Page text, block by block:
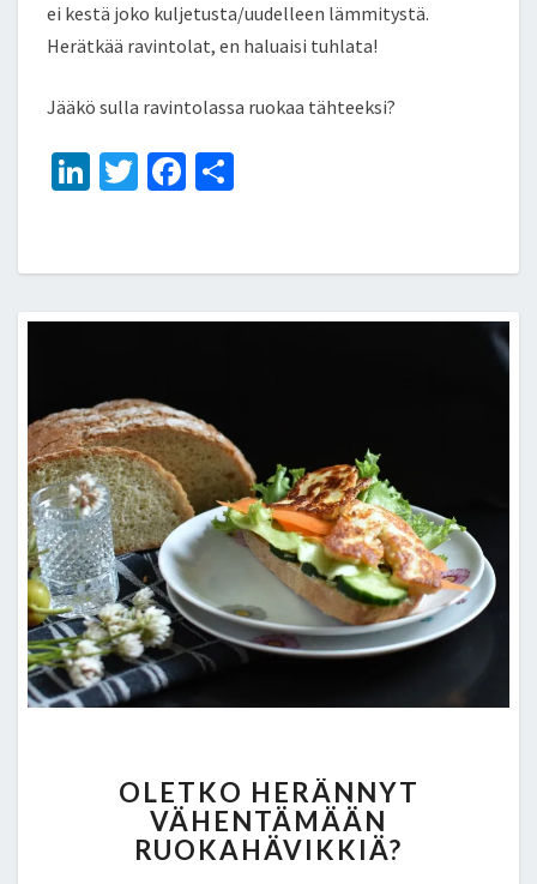
ei kestä joko kuljetusta/uudelleen lämmitystä.
Herätkää ravintolat, en haluaisi tuhlata!
Jääkö sulla ravintolassa ruokaa tähteeksi?
Li
dI
n
T
er
Fa
o
o
e
HERÄNNYT
VÄHENTÄMÄÄN
RUOKAHÄVIKKIÄ?
OLETKO HERÄNNYT
VÄHENTÄMÄÄN
RUOKAHÄVIKKIÄ?